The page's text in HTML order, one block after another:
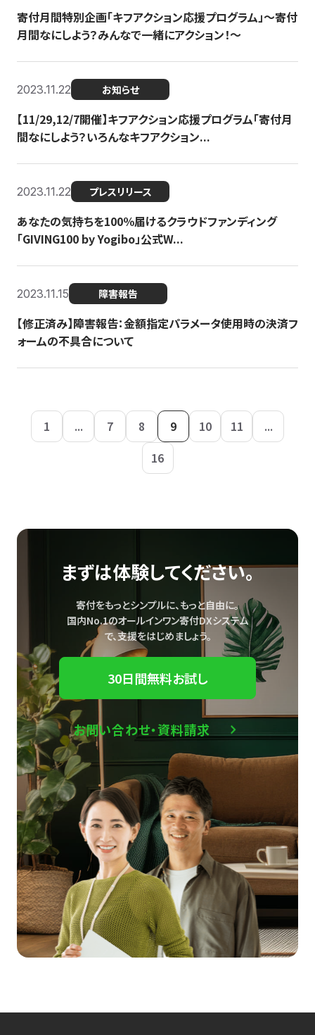
寄付月間特別企画「キフアクション応援プログラム」〜寄付
月間なにしよう？みんなで一緒にアクション！〜
2023.11.22 お知らせ
【11/29,12/7開催】キフアクション応援プログラム「寄付月
間なにしよう？いろんなキフアクション...
2023.11.22 プレスリリース
あなたの気持ちを100％届けるクラウドファンディング
「GIVING100 by Yogibo」公式W...
2023.11.15 障害報告
【修正済み】障害報告：金額指定パラメータ使用時の決済フ
ォームの不具合について
1 ... 7 8 9 10 11
...
16
まずは体験してください。
寄付をもっとシンプルに、もっと自由に。
国内No.1のオールインワン寄付DXシステム
で、支援をはじめましょう。
30日間無料お試し
お問い合わせ・資料請求